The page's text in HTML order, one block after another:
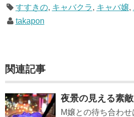
すすきの, キャバクラ, キャバ嬢,
takapon
関連記事
夜景の見える素
M嬢との待ち合わ